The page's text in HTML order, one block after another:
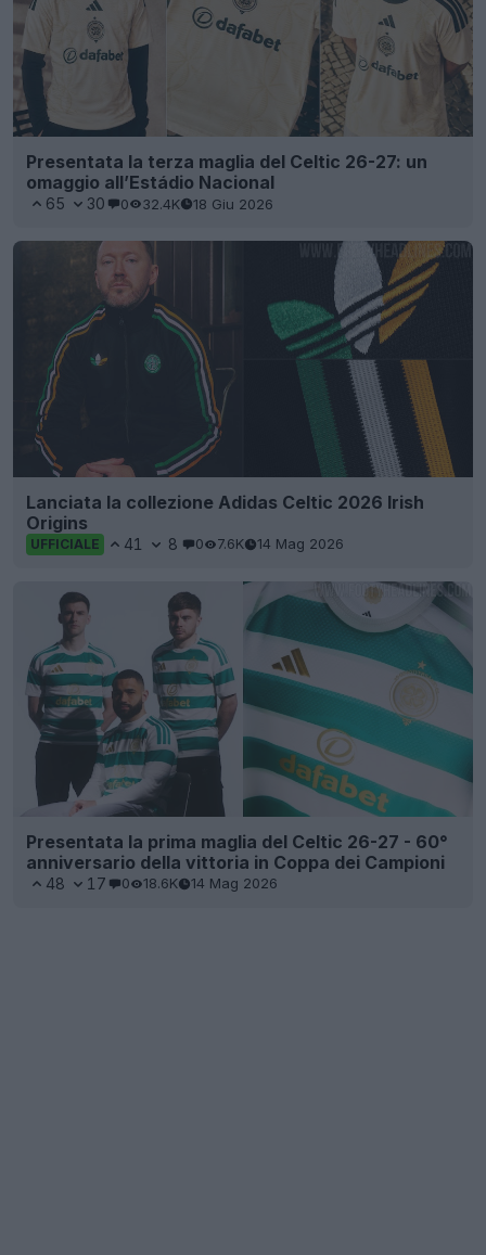
Presentata la terza maglia del Celtic 26-27: un
omaggio all’Estádio Nacional
65 30 0 32.4K 18 Giu 2026
Lanciata la collezione Adidas Celtic 2026 Irish
Origins
UFFICIALE 41 8 0 7.6K 14 Mag 2026
Presentata la prima maglia del Celtic 26-27 - 60°
anniversario della vittoria in Coppa dei Campioni
48 17 0 18.6K 14 Mag 2026